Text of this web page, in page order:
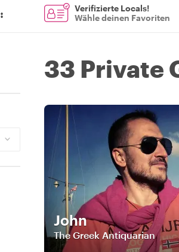
:
Verifizierte Locals!
Wähle deinen Favoriten
33 Private
John
The Greek Antiquarian